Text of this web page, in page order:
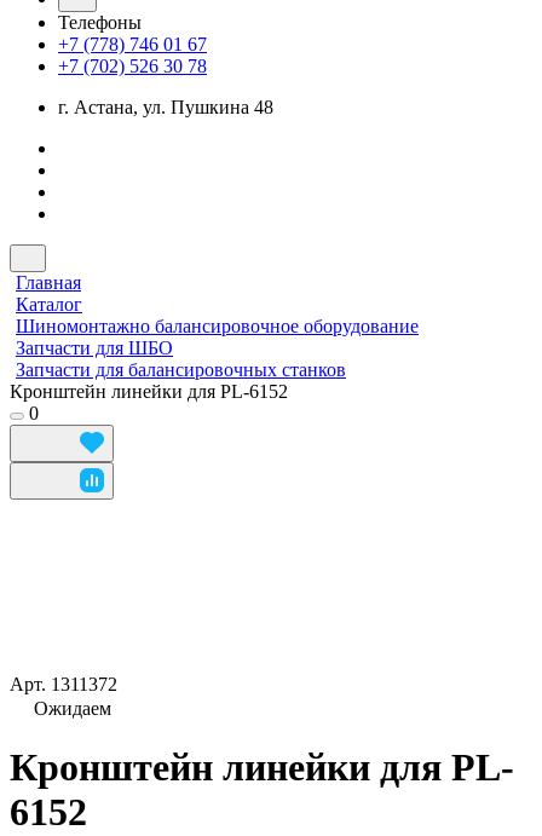
Телефоны
+7 (778) 746 01 67
+7 (702) 526 30 78
г. Астана, ул. Пушкина 48
Главная
Каталог
Шиномонтажно балансировочное оборудование
Запчасти для ШБО
Запчасти для балансировочных станков
Кронштейн линейки для PL-6152
0
Арт. 1311372
Ожидаем
Кронштейн линейки для PL-
6152